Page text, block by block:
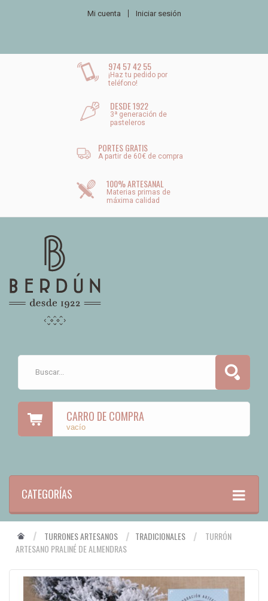
Mi cuenta Iniciar sesión
974 57 42 55
¡Haz tu pedido por
teléfono!
DESDE 1922
3ª generación de
pasteleros
PORTES GRATIS
A partir de 60€ de compra
100% ARTESANAL
Materias primas de
máxima calidad
CARRO DE COMPRA
vacío
CATEGORÍAS
TURRONES ARTESANOS TRADICIONALES
TURRÓN
ARTESANO PRALINÉ DE ALMENDRAS